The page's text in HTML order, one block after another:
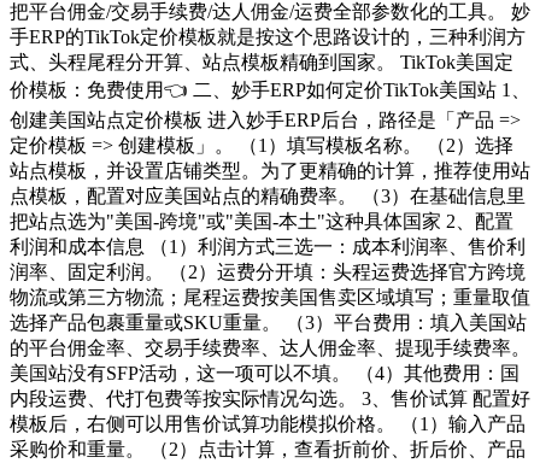
把平台佣金/交易手续费/达人佣金/运费全部参数化的工具。 妙
手ERP的TikTok定价模板就是按这个思路设计的，三种利润方
式、头程尾程分开算、站点模板精确到国家。 TikTok美国定
价模板：免费使用👈 二、妙手ERP如何定价TikTok美国站 1、
创建美国站点定价模板 进入妙手ERP后台，路径是「产品 =>
定价模板 => 创建模板」。 （1）填写模板名称。 （2）选择
站点模板，并设置店铺类型。为了更精确的计算，推荐使用站
点模板，配置对应美国站点的精确费率。 （3）在基础信息里
把站点选为"美国-跨境"或"美国-本土"这种具体国家 2、配置
利润和成本信息 （1）利润方式三选一：成本利润率、售价利
润率、固定利润。 （2）运费分开填：头程运费选择官方跨境
物流或第三方物流；尾程运费按美国售卖区域填写；重量取值
选择产品包裹重量或SKU重量。 （3）平台费用：填入美国站
的平台佣金率、交易手续费率、达人佣金率、提现手续费率。
美国站没有SFP活动，这一项可以不填。 （4）其他费用：国
内段运费、代打包费等按实际情况勾选。 3、售价试算 配置好
模板后，右侧可以用售价试算功能模拟价格。 （1）输入产品
采购价和重量。 （2）点击计算，查看折前价、折后价、产品